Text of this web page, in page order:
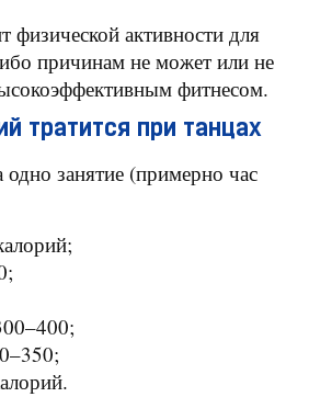
физической активности для
причинам не может или не
фитнесом.
тратится при танцах
занятие (примерно час